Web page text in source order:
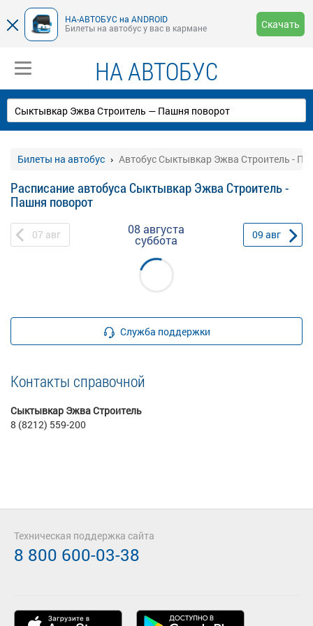
НА-АВТОБУС на ANDROID
Билеты на автобус у вас в кармане
Скачать
НА АВТОБУС
Билеты на автобус Автобус Сыктывкар Эжва Строитель -
Расписание автобуса Сыктывкар Эжва Строитель -
Пашня поворот
07 авг 08 августа
суббота 09 авг
Служба поддержки
Контакты справочной
Сыктывкар Эжва Строитель
8 (8212) 559-200
Техническая поддержка сайта
8 800 600-03-38